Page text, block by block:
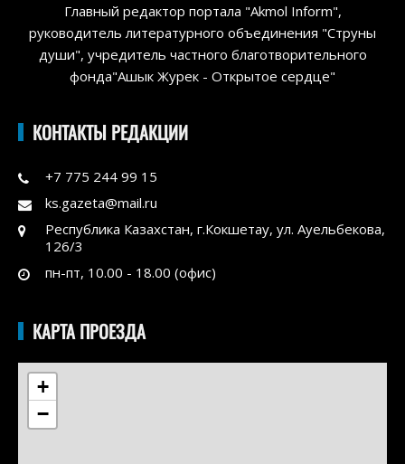
Главный редактор портала "Akmol Inform",
руководитель литературного объединения "Струны
души", учредитель частного благотворительного
фонда"Ашык Журек - Открытое сердце"
КОНТАКТЫ РЕДАКЦИИ
+7 775 244 99 15
ks.gazeta@mail.ru
Республика Казахстан, г.Кокшетау, ул. Ауельбекова,
126/3
пн-пт, 10.00 - 18.00 (офис)
КАРТА ПРОЕЗДА
+
−